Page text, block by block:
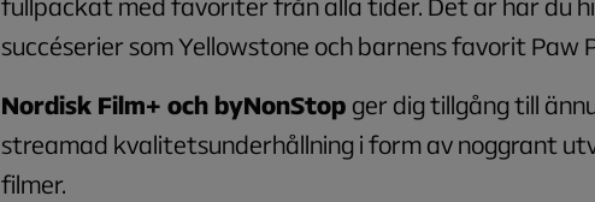
fullpackat med favoriter från alla tider. Det är här du
succéserier som Yellowstone och barnens favorit Paw
Nordisk Film+ och byNonStop ger dig tillgång till
streamad kvalitetsunderhållning i form av noggrant
filmer.